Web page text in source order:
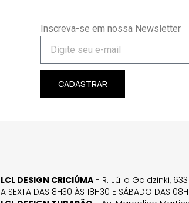
Inscreva-se em nossa Newsletter
CADASTRAR
LCL DESIGN CRICIÚMA - R. Júlio Gaidzinki,
A SEXTA DAS 8H30 ÀS 18H30 E SÁBADO DAS